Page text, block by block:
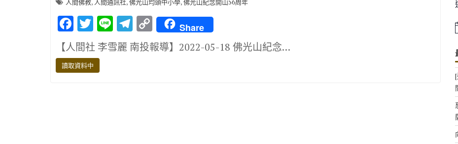
人間佛教 人間通訊社 佛光山均頭中小學 佛光山紀念開山56周年
F
ac
e
b
T
w
it
te
Li
n
e
T
el
e
C
o
p
Share
【人間社 李雪麗 南投報導】2022-05-18 佛光山紀念…
讀取資料中
i
c
e